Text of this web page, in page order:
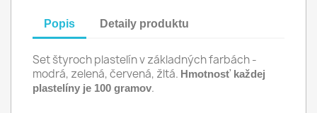
Popis Detaily produktu
Set štyroch plastelín v základných farbách -
modrá, zelená, červená, žltá. Hmotnosť každej
plastelíny je 100 gramov.